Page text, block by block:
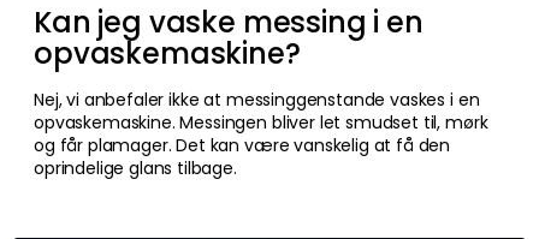
Kan jeg vaske messing i en
opvaskemaskine?
Nej, vi anbefaler ikke at messinggenstande vaskes i en
opvaskemaskine. Messingen bliver let smudset til, mørk
og får plamager. Det kan være vanskelig at få den
oprindelige glans tilbage.